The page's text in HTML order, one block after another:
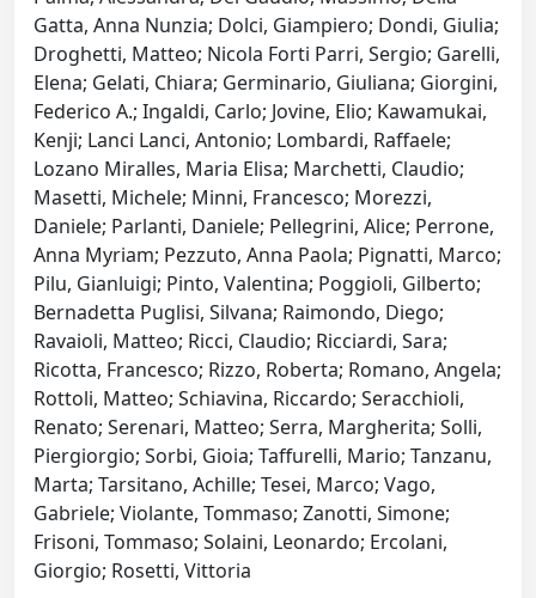
Gatta, Anna Nunzia; Dolci, Giampiero; Dondi, Giulia;
Droghetti, Matteo; Nicola Forti Parri, Sergio; Garelli,
Elena; Gelati, Chiara; Germinario, Giuliana; Giorgini,
Federico A.; Ingaldi, Carlo; Jovine, Elio; Kawamukai,
Kenji; Lanci Lanci, Antonio; Lombardi, Raffaele;
Lozano Miralles, Maria Elisa; Marchetti, Claudio;
Masetti, Michele; Minni, Francesco; Morezzi,
Daniele; Parlanti, Daniele; Pellegrini, Alice; Perrone,
Anna Myriam; Pezzuto, Anna Paola; Pignatti, Marco;
Pilu, Gianluigi; Pinto, Valentina; Poggioli, Gilberto;
Bernadetta Puglisi, Silvana; Raimondo, Diego;
Ravaioli, Matteo; Ricci, Claudio; Ricciardi, Sara;
Ricotta, Francesco; Rizzo, Roberta; Romano, Angela;
Rottoli, Matteo; Schiavina, Riccardo; Seracchioli,
Renato; Serenari, Matteo; Serra, Margherita; Solli,
Piergiorgio; Sorbi, Gioia; Taffurelli, Mario; Tanzanu,
Marta; Tarsitano, Achille; Tesei, Marco; Vago,
Gabriele; Violante, Tommaso; Zanotti, Simone;
Frisoni, Tommaso; Solaini, Leonardo; Ercolani,
Giorgio; Rosetti, Vittoria